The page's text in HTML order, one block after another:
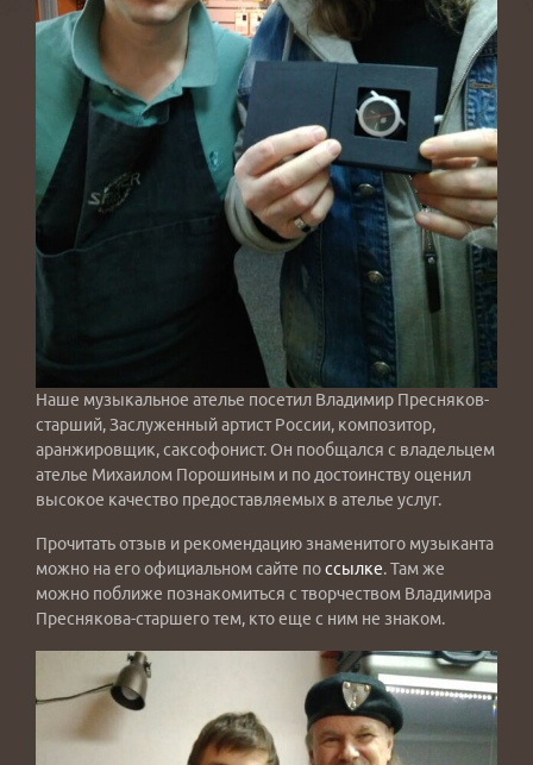
Наше музыкальное ателье посетил Владимир Пресняков-
старший, Заслуженный артист России, композитор,
аранжировщик, саксофонист. Он пообщался с владельцем
ателье Михаилом Порошиным и по достоинству оценил
высокое качество предоставляемых в ателье услуг.
Прочитать отзыв и рекомендацию знаменитого музыканта
можно на его официальном сайте поссылке. Там же
можно поближе познакомиться с творчеством Владимира
Преснякова-старшего тем, кто еще с ним не знаком.